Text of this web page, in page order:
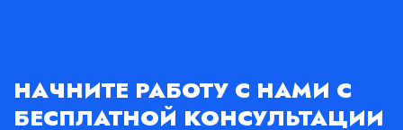
НАЧНИТЕ РАБОТУ С НАМИ С
БЕСПЛАТНОЙ КОНСУЛЬТАЦИИ